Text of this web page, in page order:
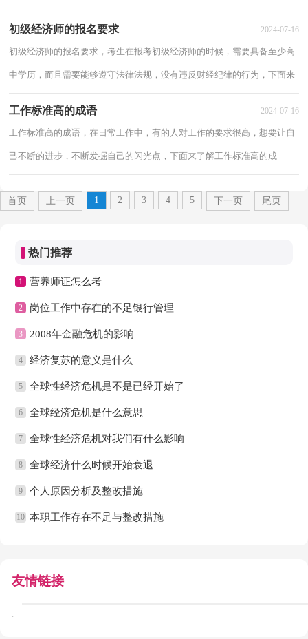
初级经济师的报名要求 2024-07-16
初级经济师的报名要求，考生在报考初级经济师的时候，需要具备至少高
中学历，而且需要能够遵守法律法规，没有违反财经纪律的行为，下面来
工作标准高的成语 2024-07-16
工作标准高的成语，在日常工作中，有的人对工作的要求很高，想要让自
己不断的进步，不断发掘自己的闪光点，下面来了解工作标准高的成
首页 上一页 1 2 3 4 5 下一页 尾页
热门推荐
1 营养师证怎么考
2 岗位工作中存在的不足银行管理
3 2008年金融危机的影响
4 经济复苏的意义是什么
5 全球性经济危机是不是已经开始了
6 全球经济危机是什么意思
7 全球性经济危机对我们有什么影响
8 全球经济什么时候开始衰退
9 个人原因分析及整改措施
10 本职工作存在不足与整改措施
友情链接
: